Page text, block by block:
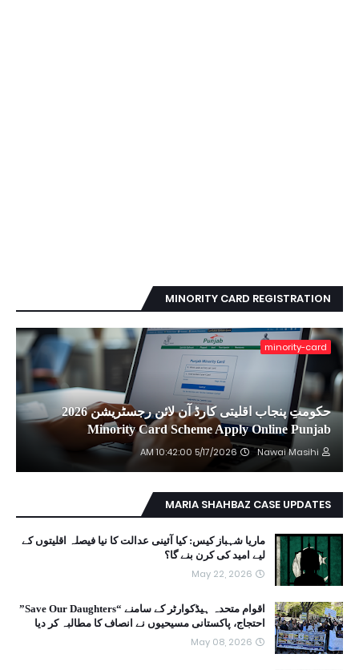
MINORITY CARD REGISTRATION
minority-card
حکومتِ پنجاب اقلیتی کارڈ آن لائن رجسٹریشن 2026
Minority Card Scheme Apply Online Punjab
Nawai Masihi
5/17/2026 10:42:00 AM
MARIA SHAHBAZ CASE UPDATES
ماریا شہباز کیس: کیا آئینی عدالت کا نیا فیصلہ اقلیتوں کے
لیے امید کی کرن بنے گا؟
May 22, 2026
اقوام متحدہ ہیڈکوارٹر کے سامنے “Save Our Daughters”
احتجاج، پاکستانی مسیحیوں نے انصاف کا مطالبہ کر دیا
May 08, 2026